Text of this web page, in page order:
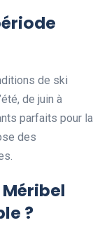
de ski
de juin à
parfaits pour la
des
?